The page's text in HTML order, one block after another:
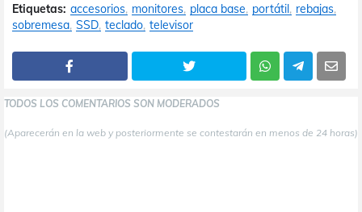
Etiquetas: accesorios monitores placa base portátil rebajas
sobremesa SSD teclado televisor
TODOS LOS COMENTARIOS SON MODERADOS
(Aparecerán en la web y posteriormente se contestarán en menos de 24 horas)